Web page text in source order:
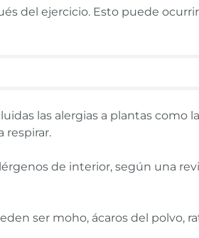
del ejercicio. Esto puede
las alergias a plantas como
respirar.
de interior, según una
ser moho, ácaros del polvo,